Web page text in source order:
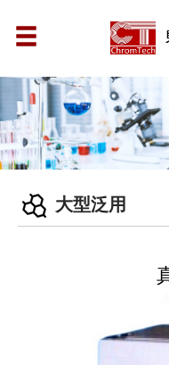
大型泛用